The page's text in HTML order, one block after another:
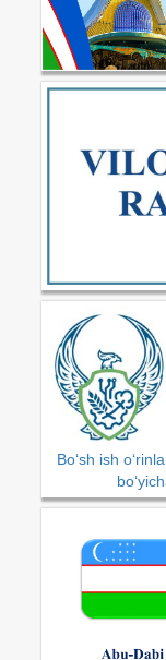
Bo‘sh ish